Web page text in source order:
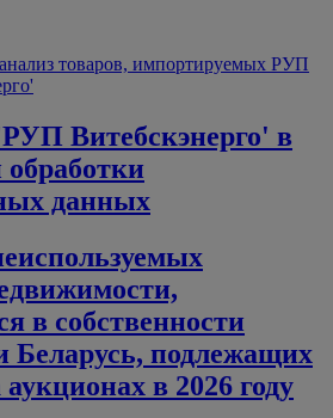
товаров, импортируемых РУП
Витебскэнерго' в
данных
в собственности
Беларусь, подлежащих
в 2026 году